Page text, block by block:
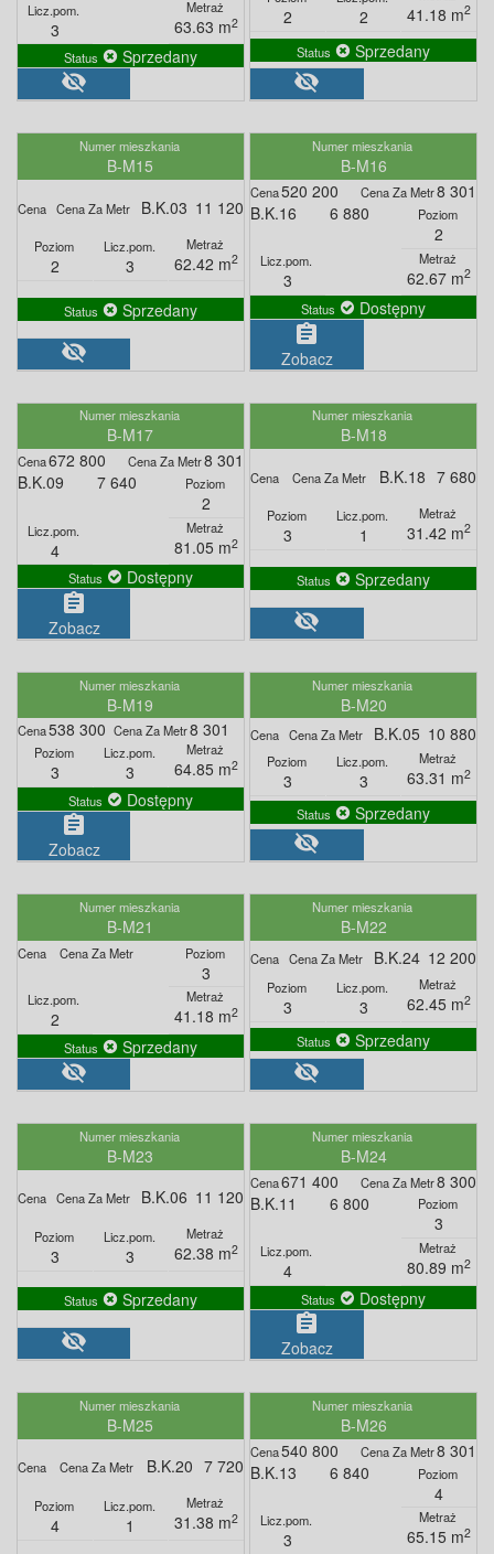
63.63 m2
3
visibility_off
Sprzedany
41.18 m2
2 2
visibility_off
Sprzedany
B-M15
62.42 m2
2 3
B.K.03 11 120
visibility_off
Sprzedany
B-M16
62.67 m2
520 200
8 301
2
3
B.K.16 6 880
assignment
Zobacz
Dostępny
B-M17
81.05 m2
672 800
8 301
2
4
B.K.09 7 640
assignment
Zobacz
Dostępny
B-M18
31.42 m2
3 1
B.K.18 7 680
visibility_off
Sprzedany
B-M19
64.85 m2
538 300
8 301
3
3
assignment
Zobacz
Dostępny
B-M20
63.31 m2
3 3
B.K.05 10 880
visibility_off
Sprzedany
B-M21
41.18 m2
3
2
visibility_off
Sprzedany
B-M22
62.45 m2
3 3
B.K.24 12 200
visibility_off
Sprzedany
B-M23
62.38 m2
3 3
B.K.06 11 120
visibility_off
Sprzedany
B-M24
80.89 m2
671 400
8 300
3
4
B.K.11 6 800
assignment
Zobacz
Dostępny
B-M25
31.38 m2
4 1
B.K.20 7 720
B-M26
65.15 m2
540 800
8 301
4
3
B.K.13 6 840